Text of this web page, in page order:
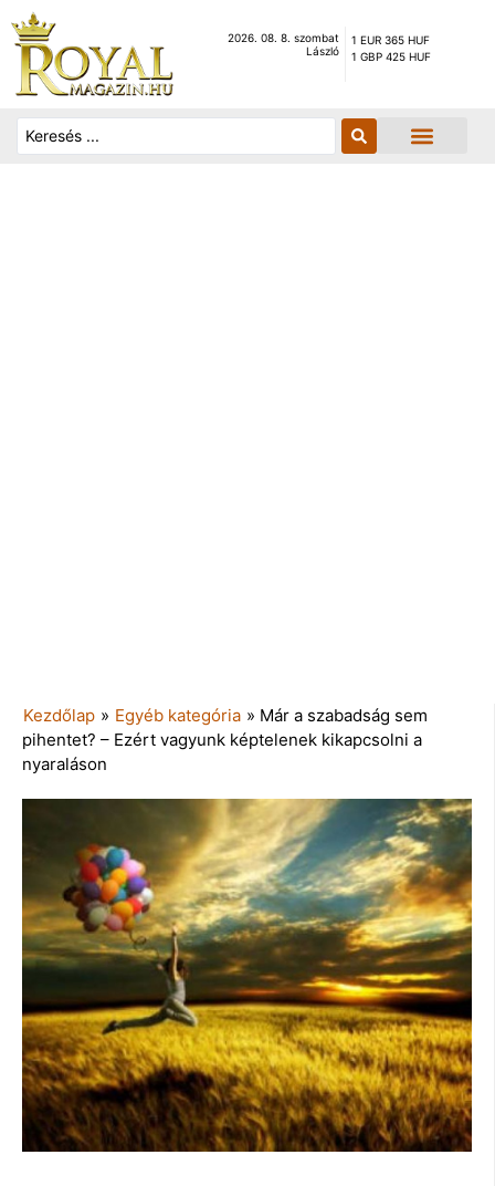
2026. 08. 8. szombat
László
1 EUR 365 HUF
1 GBP 425 HUF
Kezdőlap » Egyéb kategória » Már a szabadság sem
pihentet? – Ezért vagyunk képtelenek kikapcsolni a
nyaraláson